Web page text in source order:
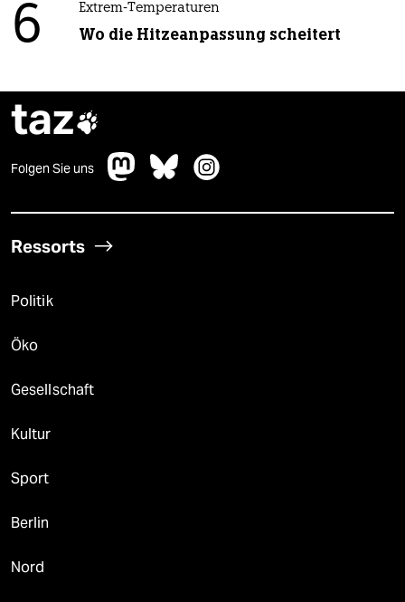
6 Extrem-Temperaturen
Wo die Hitzeanpassung scheitert
taz
Folgen Sie uns
Ressorts
Politik
Öko
Gesellschaft
Kultur
Sport
Berlin
Nord